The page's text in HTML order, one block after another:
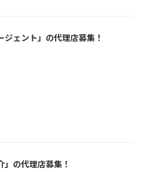
ジェント」の代理店募集！
」の代理店募集！